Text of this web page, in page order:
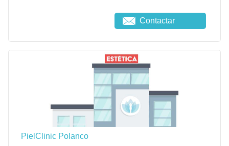
Contactar
PielClinic Polanco